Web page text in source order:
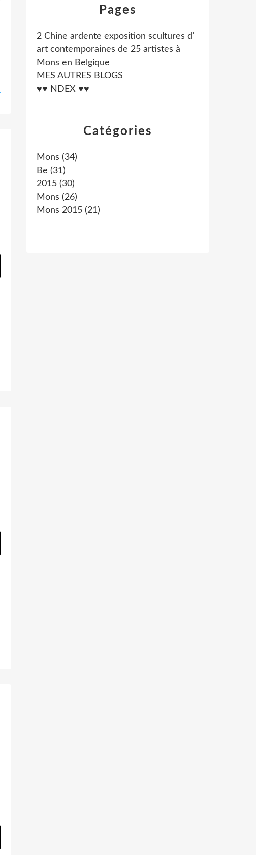
Catégories
Mons (34)
Be (31)
2015 (30)
Mons (26)
Mons 2015 (21)
Pages
2 Chine ardente exposition scultures d'
art contemporaines de 25 artistes à
Mons en Belgique
MES AUTRES BLOGS
♥♥ NDEX ♥♥